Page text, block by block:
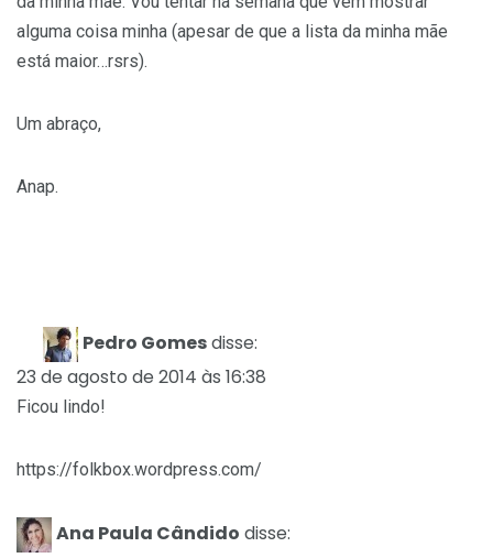
alguma coisa minha (apesar de que a lista da minha mãe
está maior…rsrs).
Um abraço,
Anap.
Pedro Gomesdisse:
23 de agosto de 2014 às 16:38
Ficou lindo!
https://folkbox.wordpress.com/
Ana Paula Cândido disse: